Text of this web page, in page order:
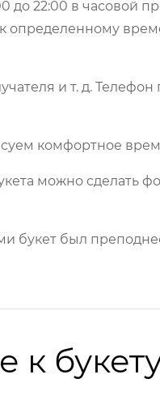
до 22:00 в
определенному
и т. д.
комфортное
можно сделать
букет был
к